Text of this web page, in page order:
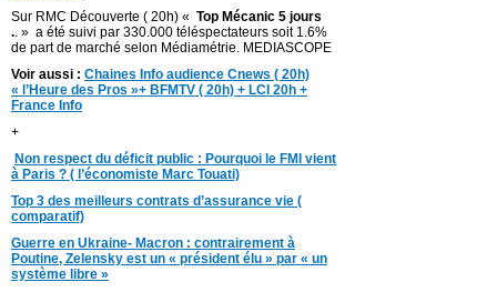
Sur RMC Découverte ( 20h) « Top Mécanic 5 jours
.. » a été suivi par 330.000 téléspectateurs soit 1.6%
de part de marché selon Médiamétrie. MEDIASCOPE
Voir aussi : Chaines Info audience Cnews ( 20h)
« l’Heure des Pros »+ BFMTV ( 20h) + LCI 20h +
France Info
+
Non respect du déficit public : Pourquoi le FMI vient
à Paris ? ( l’économiste Marc Touati)
Top 3 des meilleurs contrats d’assurance vie (
comparatif)
Guerre en Ukraine- Macron : contrairement à
Poutine, Zelensky est un « président élu » par « un
système libre »